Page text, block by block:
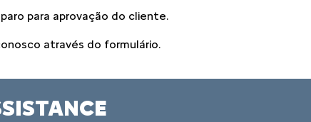
para aprovação do cliente.
através do formulário.